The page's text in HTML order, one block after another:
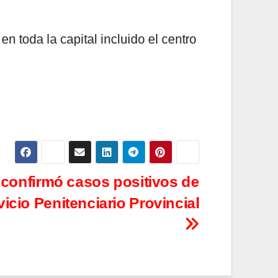
toda la capital incluido el centro
casos positivos de
Penitenciario Provincial